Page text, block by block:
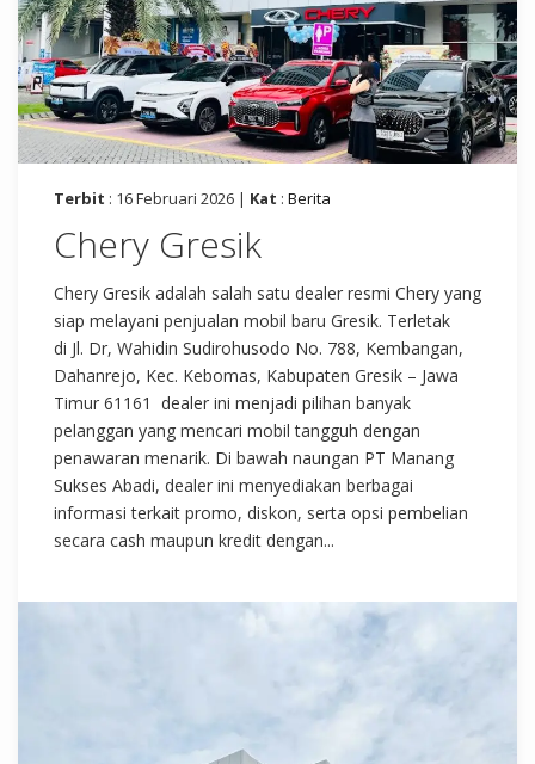
Terbit : 16 Februari 2026 | Kat : Berita
Chery Gresik
Chery Gresik adalah salah satu dealer resmi Chery yang
siap melayani penjualan mobil baru Gresik. Terletak
di Jl. Dr, Wahidin Sudirohusodo No. 788, Kembangan,
Dahanrejo, Kec. Kebomas, Kabupaten Gresik – Jawa
Timur 61161 dealer ini menjadi pilihan banyak
pelanggan yang mencari mobil tangguh dengan
penawaran menarik. Di bawah naungan PT Manang
Sukses Abadi, dealer ini menyediakan berbagai
informasi terkait promo, diskon, serta opsi pembelian
secara cash maupun kredit dengan...